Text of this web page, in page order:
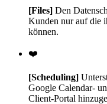
[Files] Den
Kunden nur auf die
können.
❤️
[Scheduling]
Google Calendar-
Client-Portal